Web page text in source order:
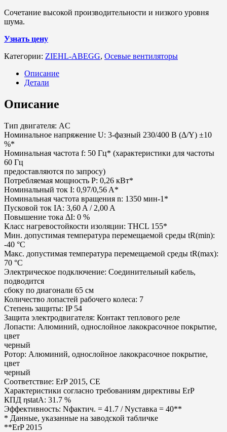
Сочетание высокой производительности и низкого уровня
шума.
Узнать цену
Категории: ZIEHL-ABEGG, Осевые вентиляторы
Описание
Детали
Описание
Тип двигателя: AC
Номинальное напряжение U: 3-фазный 230/400 В (Δ/Y) ±10
%*
Номинальная частота f: 50 Гц* (характеристики для частоты
60 Гц
предоставляются по запросу)
Потребляемая мощность P: 0,26 кВт*
Номинальный ток I: 0,97/0,56 A*
Номинальная частота вращения n: 1350 мин-1*
Пусковой ток IA: 3,60 A / 2,00 A
Повышение тока ΔI: 0 %
Класс нагревостойкости изоляции: THCL 155*
Мин. допустимая температура перемещаемой среды tR(min):
-40 °C
Макс. допустимая температура перемещаемой среды tR(max):
70 °C
Электрическое подключение: Соединительный кабель,
подводится
сбоку по диагонали 65 см
Количество лопастей рабочего колеса: 7
Степень защиты: IP 54
Защита электродвигателя: Контакт теплового реле
Лопасти: Алюминий, однослойное лакокрасочное покрытие,
цвет
черный
Ротор: Алюминий, однослойное лакокрасочное покрытие,
цвет
черный
Соответствие: ErP 2015, CE
Характеристики согласно требованиям директивы ErP
КПД ηstatA: 31.7 %
Эффективность: Nфактич. = 41.7 / Nуставка = 40**
* Данные, указанные на заводской табличке
**ErP 2015